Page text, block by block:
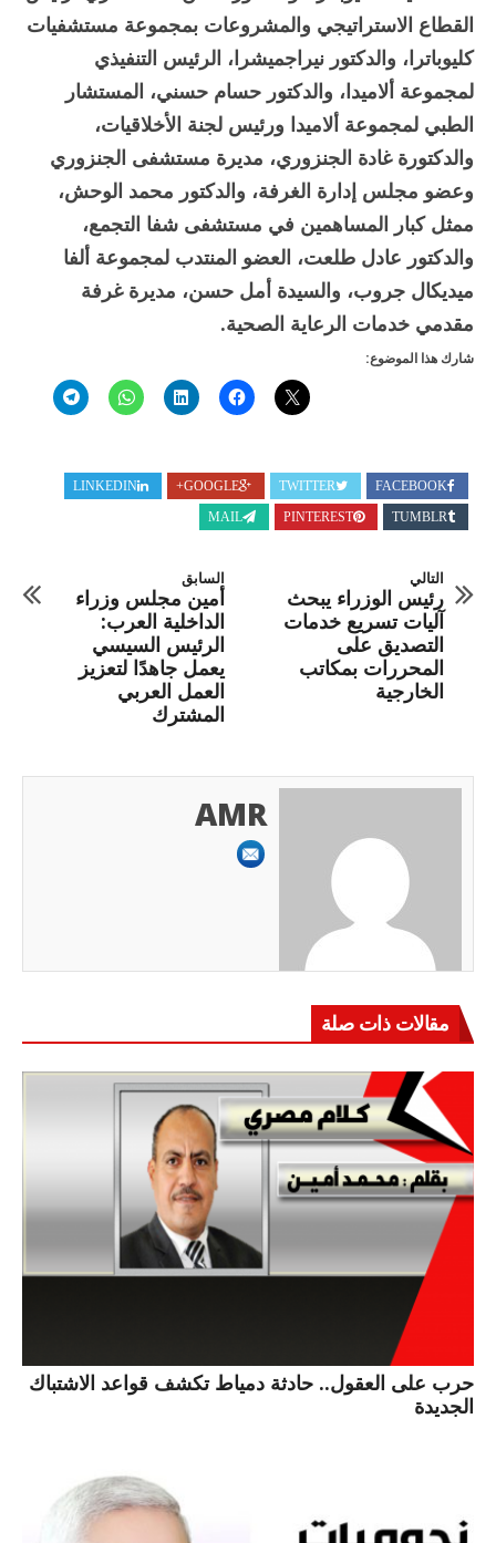
القطاع الاستراتيجي والمشروعات بمجموعة مستشفيات
كليوباترا، والدكتور نيراجميشرا، الرئيس التنفيذي
لمجموعة ألاميدا، والدكتور حسام حسني، المستشار
الطبي لمجموعة ألاميدا ورئيس لجنة الأخلاقيات،
والدكتورة غادة الجنزوري، مديرة مستشفى الجنزوري
وعضو مجلس إدارة الغرفة، والدكتور محمد الوحش،
ممثل كبار المساهمين في مستشفى شفا التجمع،
والدكتور عادل طلعت، العضو المنتدب لمجموعة ألفا
ميديكال جروب، والسيدة أمل حسن، مديرة غرفة
مقدمي خدمات الرعاية الصحية.
شارك هذا الموضوع:
FACEBOOK
TWITTER
GOOGLE+
LINKEDIN
TUMBLR
PINTEREST
MAIL
السابق
أمين مجلس وزراء
الداخلية العرب:
الرئيس السيسي
يعمل جاهدًا لتعزيز
العمل العربي
المشترك
التالي
رئيس الوزراء يبحث
آليات تسريع خدمات
التصديق على
المحررات بمكاتب
الخارجية
AMR
مقالات ذات صلة
حرب على العقول.. حادثة دمياط تكشف قواعد الاشتباك
الجديدة